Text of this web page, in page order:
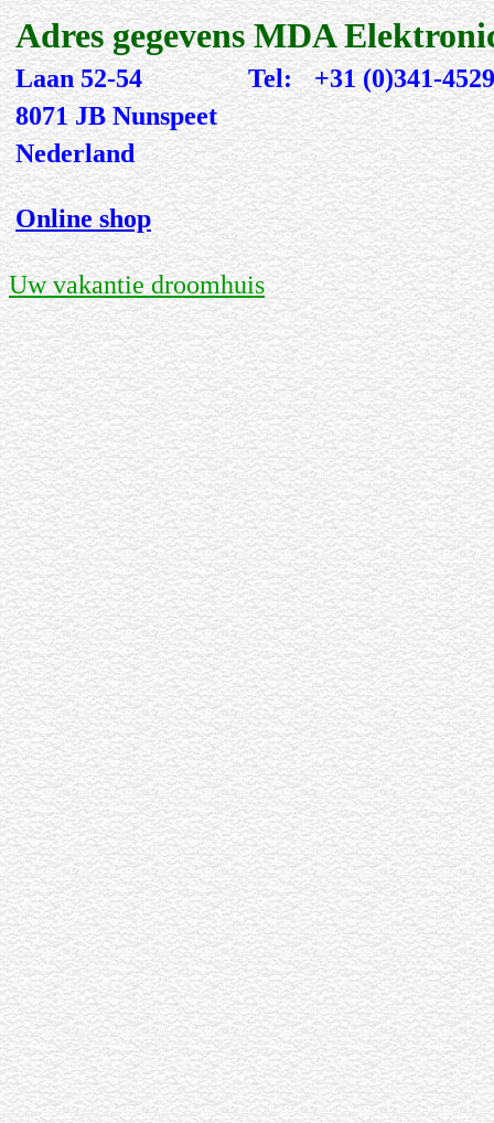
Adres gegevens MDA
Laan 52-54 Tel:
+31 (0)341-
8071 JB Nunspeet
Nederland
Online shop
Uw vakantie droomhuis